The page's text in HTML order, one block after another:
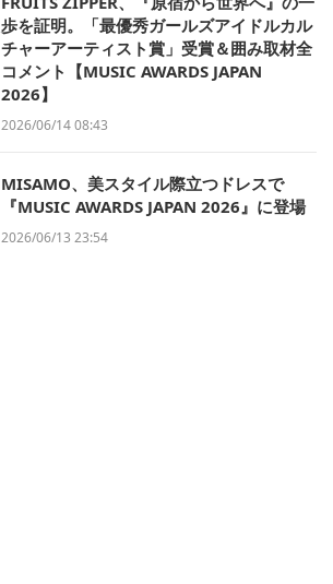
歩を証明。「最優秀ガールズアイドルカル
チャーアーティスト賞」受賞＆囲み取材全
コメント【MUSIC AWARDS JAPAN
2026】
2026/06/14 08:43
MISAMO、美スタイル際立つドレスで
『MUSIC AWARDS JAPAN 2026』に登場
2026/06/13 23:54